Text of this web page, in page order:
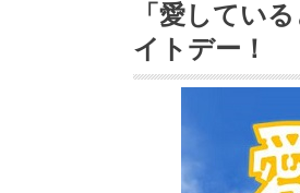
「愛してい
イトデー！